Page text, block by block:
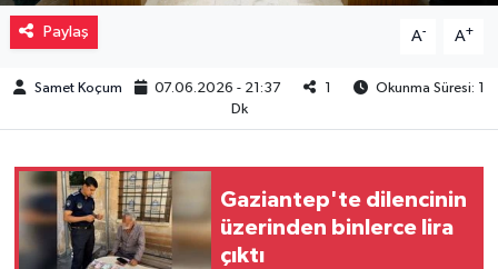
Paylaş A- A+
Samet Koçum 07.06.2026 - 21:37 1
Okunma Süresi: 1
Dk
Gaziantep'te dilencinin
üzerinden binlerce lira
çıktı
Sinemalar
Siyaset
Teknoloji
Türkiye